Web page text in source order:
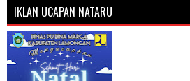
IKLAN UCAPAN NATARU